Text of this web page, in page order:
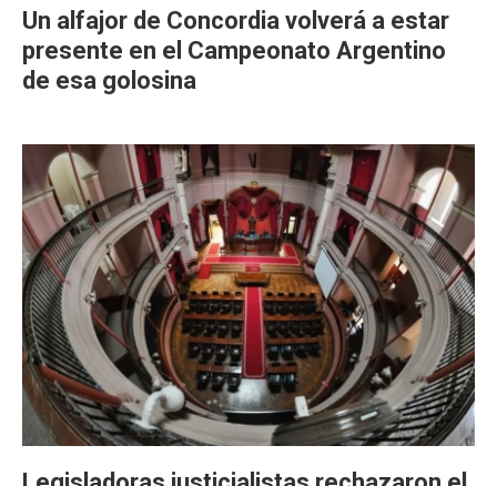
Un alfajor de Concordia volverá a estar
presente en el Campeonato Argentino
de esa golosina